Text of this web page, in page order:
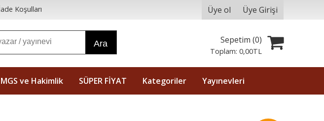
Koşulları Üye ol Üye Girişi
Ara Sepetim (0)
Toplam:0,00TL
ve Hakimlik SÜPER FİYAT Kategoriler Yayınevleri